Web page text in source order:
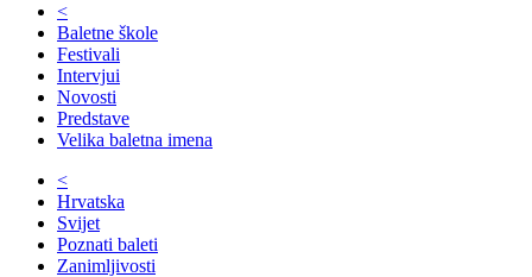
<
Baletne škole
Festivali
Intervjui
Novosti
Predstave
Velika baletna imena
<
Hrvatska
Svijet
Poznati baleti
Zanimljivosti